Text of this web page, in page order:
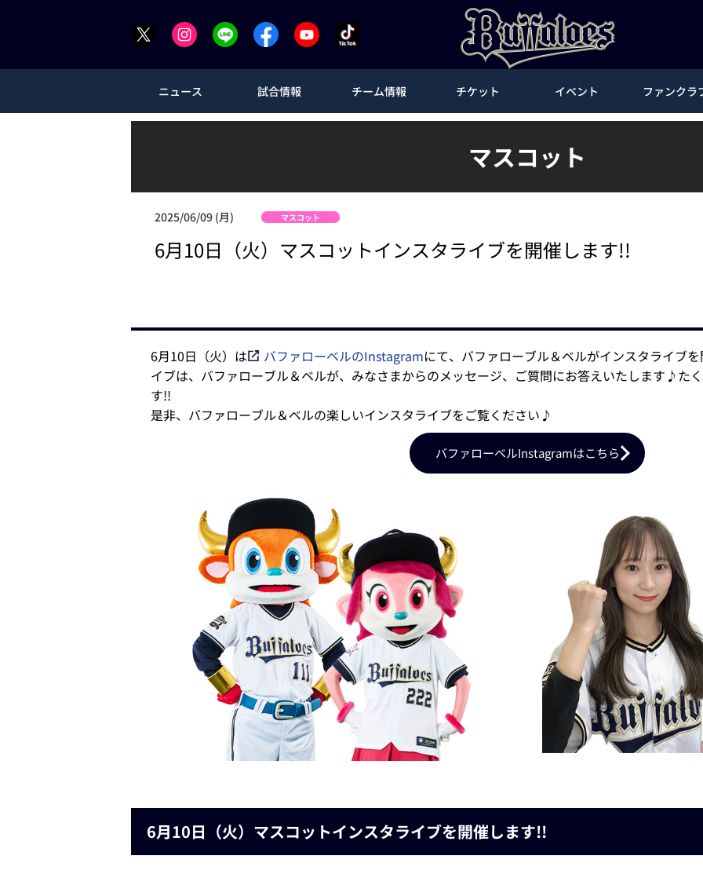
ニュース 試合情報 チーム情報 チケット イベント ファンクラ
マスコット
2025/06/09 (月) マスコット
6月10日（火）マスコットインスタライブを開催します!!
6月10日（火）は バファローベルのInstagramにて、バファローブル＆ベルがインスタライブ
イブは、バファローブル＆ベルが、みなさまからのメッセージ、ご質問にお答えいたします♪た
す!!
是非、バファローブル＆ベルの楽しいインスタライブをご覧ください♪
バファローベルInstagramはこちら
6月10日（火）マスコットインスタライブを開催します!!